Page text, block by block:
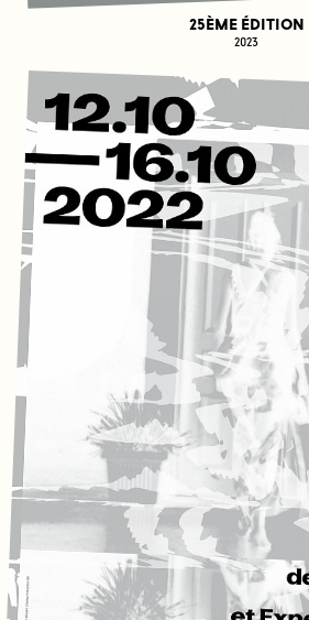
25ÈME ÉDITION
2023